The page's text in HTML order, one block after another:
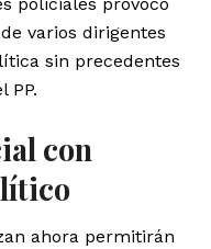
varios dirigentes
sin precedentes
PP.
con
ahora permitirán